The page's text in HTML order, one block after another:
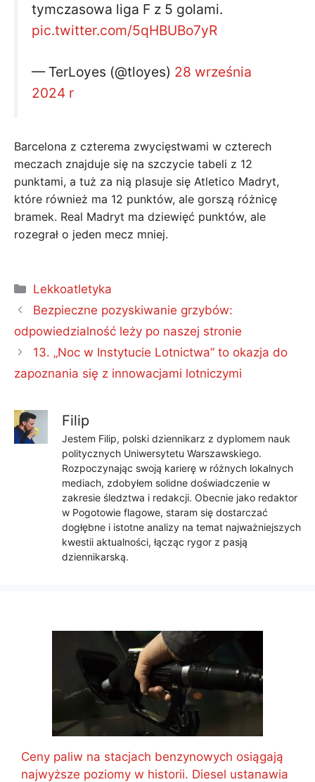
tymczasowa liga F z 5 golami.
pic.twitter.com/5qHBUBo7yR
— TerLoyes (@tloyes) 28 września
2024 r
Barcelona z czterema zwycięstwami w czterech
meczach znajduje się na szczycie tabeli z 12
punktami, a tuż za nią plasuje się Atletico Madryt,
które również ma 12 punktów, ale gorszą różnicę
bramek. Real Madryt ma dziewięć punktów, ale
rozegrał o jeden mecz mniej.
Kategorie
Lekkoatletyka
Bezpieczne pozyskiwanie grzybów:
odpowiedzialność leży po naszej stronie
13. „Noc w Instytucie Lotnictwa” to okazja do
zapoznania się z innowacjami lotniczymi
Filip
Jestem Filip, polski dziennikarz z dyplomem nauk
politycznych Uniwersytetu Warszawskiego.
Rozpoczynając swoją karierę w różnych lokalnych
mediach, zdobyłem solidne doświadczenie w
zakresie śledztwa i redakcji. Obecnie jako redaktor
w Pogotowie flagowe, staram się dostarczać
dogłębne i istotne analizy na temat najważniejszych
kwestii aktualności, łącząc rygor z pasją
dziennikarską.
Ceny paliw na stacjach benzynowych osiągają
najwyższe poziomy w historii. Diesel ustanawia